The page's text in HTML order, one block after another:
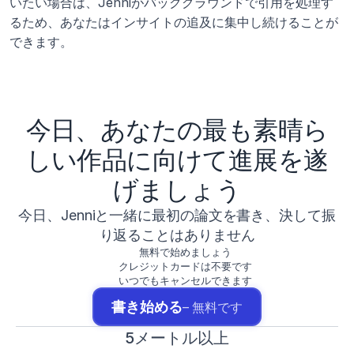
るため、あなたはインサイトの追及に集中し続けることが
できます。
今日、あなたの最も素晴ら
しい作品に向けて進展を遂
げましょう
今日、Jenniと一緒に最初の論文を書き、決して振
り返ることはありません
無料で始めましょう
クレジットカードは不要です
いつでもキャンセルできます
書き始める– 無料です
5メートル以上